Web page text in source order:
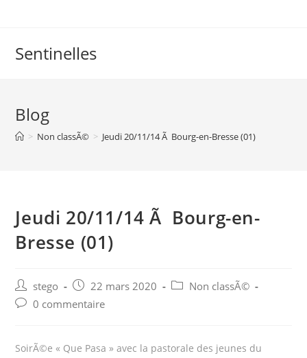
Sentinelles
Blog
> Non classÃ© > Jeudi 20/11/14 Ã Bourg-en-Bresse (01)
Jeudi 20/11/14 Ã Bourg-en-
Bresse (01)
Post
author:
stego
Post
published:
22 mars 2020
PostNon classÃ©
Post0 commentaire
SoirÃ©e « Que Pasa » avec la pastorale des jeunes du